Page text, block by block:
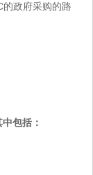
的政府采购的路
包括：